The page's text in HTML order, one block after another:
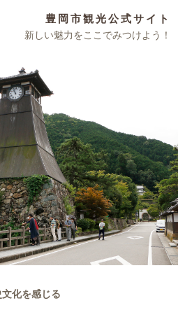
豊岡市観光公式サイト
新しい魅力をここでみつけよう！
文化を感じる